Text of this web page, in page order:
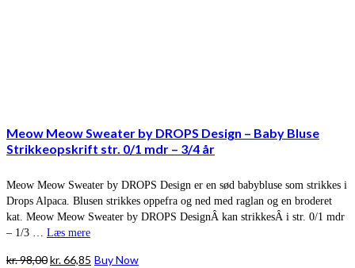
Meow Meow Sweater by DROPS Design – Baby Bluse
Strikkeopskrift str. 0/1 mdr – 3/4 år
Meow Meow Sweater by DROPS Design er en sød babybluse som strikkes i
Drops Alpaca. Blusen strikkes oppefra og ned med raglan og en broderet
kat. Meow Meow Sweater by DROPS DesignÂ kan strikkesÂ i str. 0/1 mdr
– 1/3 … Læs mere
kr.98,00Den
kr.66,85 Den
Buy Now